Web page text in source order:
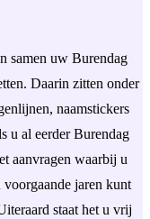
samen uw Burendag
Daarin zitten onder
naamstickers
u al eerder Burendag
aanvragen waarbij u
jaren kunt
staat het u vrij